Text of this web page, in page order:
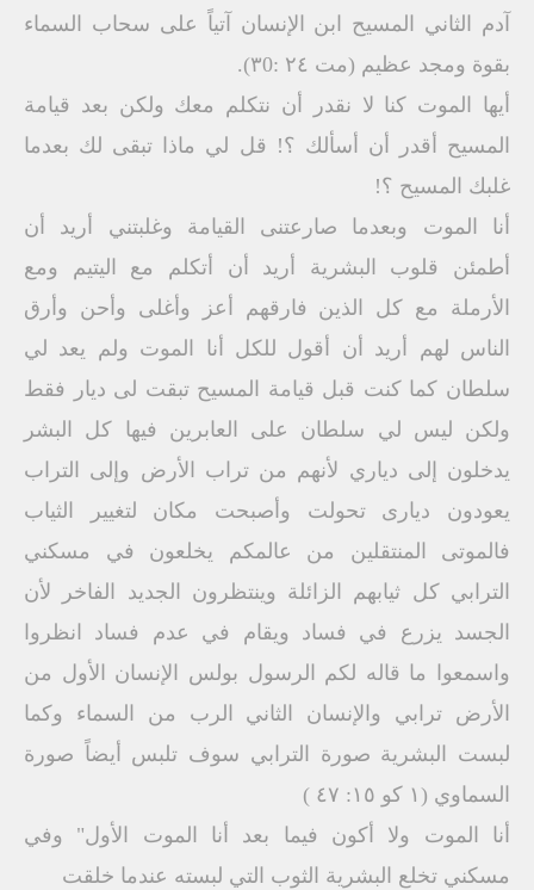
آدم الثاني المسيح ابن الإنسان آتياً على سحاب السماء
بقوة ومجد عظيم (مت ٢٤ :٣0).
أيها الموت كنا لا نقدر أن نتكلم معك ولكن بعد قيامة
المسيح أقدر أن أسألك ؟! قل لي ماذا تبقى لك بعدما
غلبك المسيح ؟!
أنا الموت وبعدما صارعتنى القيامة وغلبتني أريد أن
أطمئن قلوب البشرية أريد أن أتكلم مع اليتيم ومع
الأرملة مع كل الذين فارقهم أعز وأغلى وأحن وأرق
الناس لهم أريد أن أقول للكل أنا الموت ولم يعد لي
سلطان كما كنت قبل قيامة المسيح تبقت لى ديار فقط
ولكن ليس لي سلطان على العابرين فيها كل البشر
يدخلون إلى دياري لأنهم من تراب الأرض وإلى التراب
يعودون دیاری تحولت وأصبحت مكان لتغيير الثياب
فالموتى المنتقلين من عالمكم يخلعون في مسكني
الترابي كل ثيابهم الزائلة وينتظرون الجديد الفاخر لأن
الجسد يزرع في فساد ويقام في عدم فساد انظروا
واسمعوا ما قاله لكم الرسول بولس الإنسان الأول من
الأرض ترابي والإنسان الثاني الرب من السماء وكما
لبست البشرية صورة الترابي سوف تلبس أيضاً صورة
السماوي (١ كو ١٥: ٤٧ )
أنا الموت ولا أكون فيما بعد أنا الموت الأول" وفي
مسكني تخلع البشرية الثوب التي لبسته عندما خلقت